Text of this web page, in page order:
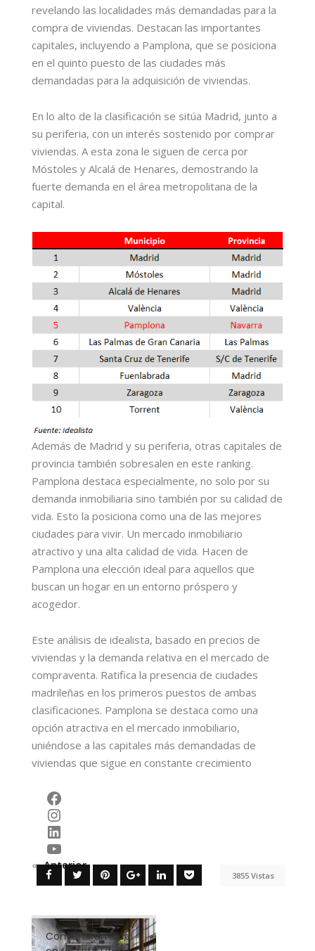
revelando las localidades más demandadas para la
compra de viviendas. Destacan las importantes
capitales, incluyendo a Pamplona, que se posiciona
en el quinto puesto de las ciudades más
demandadas para la adquisición de viviendas.
En lo alto de la clasificación se sitúa Madrid, junto a
su periferia, con un interés sostenido por comprar
viviendas. A esta zona le siguen de cerca por
Móstoles y Alcalá de Henares, demostrando la
fuerte demanda en el área metropolitana de la
capital.
Además de Madrid y su periferia, otras capitales de
provincia también sobresalen en este ranking.
Pamplona destaca especialmente, no solo por su
demanda inmobiliaria sino también por su calidad de
vida. Esto la posiciona como una de las mejores
ciudades para vivir. Un mercado inmobiliario
atractivo y una alta calidad de vida. Hacen de
Pamplona una elección ideal para aquellos que
buscan un hogar en un entorno próspero y
acogedor.
Este análisis de idealista, basado en precios de
viviendas y la demanda relativa en el mercado de
compraventa. Ratifica la presencia de ciudades
madrileñas en los primeros puestos de ambas
clasificaciones. Pamplona se destaca como una
opción atractiva en el mercado inmobiliario,
uniéndose a las capitales más demandadas de
viviendas que sigue en constante crecimiento
Facebook
Instagram
LinkedIn
YouTube
« Anterior
3855 Vistas
Convertir un local